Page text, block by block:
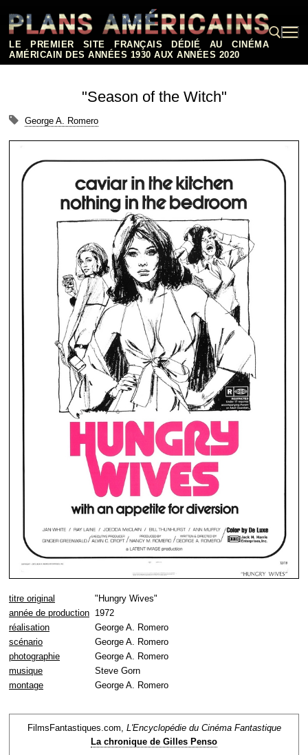
contenu
LE PREMIER SITE FRANÇAIS DÉDIÉ AU CINÉMA
AMÉRICAIN DES ANNÉES 1930 AUX ANNÉES 2020
"Season of the Witch"
George A. Romero
titre original
"Hungry Wives"
année de production 1972
réalisation
George A. Romero
scénario
George A. Romero
photographie
George A. Romero
musique
Steve Gorn
montage
George A. Romero
FilmsFantastiques.com, L'Encyclopédie du Cinéma Fantastique
La chronique de Gilles Penso